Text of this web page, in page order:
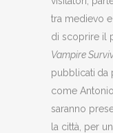
tra medievo
di scoprire il
Vampire
pubblicati da
come
saranno
la città, per